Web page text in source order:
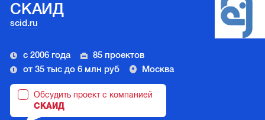
СКАИД
scid.ru
с 2006 года
85 проектов
от 35 тыс до 6 млн руб
Москва
Обсудить проект с компанией
СКАИД